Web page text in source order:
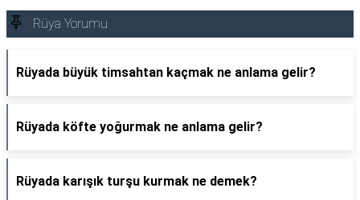
Rüya Yorumu
Rüyada büyük timsahtan kaçmak ne anlama gelir?
Rüyada köfte yoğurmak ne anlama gelir?
Rüyada karışık turşu kurmak ne demek?